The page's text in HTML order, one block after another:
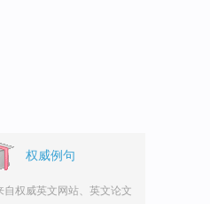
权威例句
自权威英文网站、英文论文